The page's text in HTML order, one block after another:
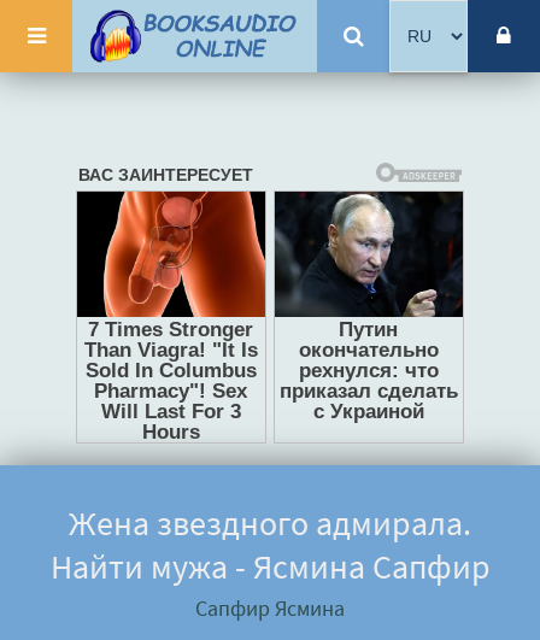
Жена звездного адмирала.
Найти мужа - Ясмина Сапфир
Сапфир Ясмина